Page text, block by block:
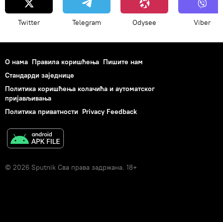
Twitter Telegram Odysee Viber
О нама Правила коришћења Пишите нам
Стандарди заједнице
Политика коришћења колачића и аутоматског
пријављивања
Политика приватности Privacy Feedback
© 2026 Sputnik Сва права задржана. 18+